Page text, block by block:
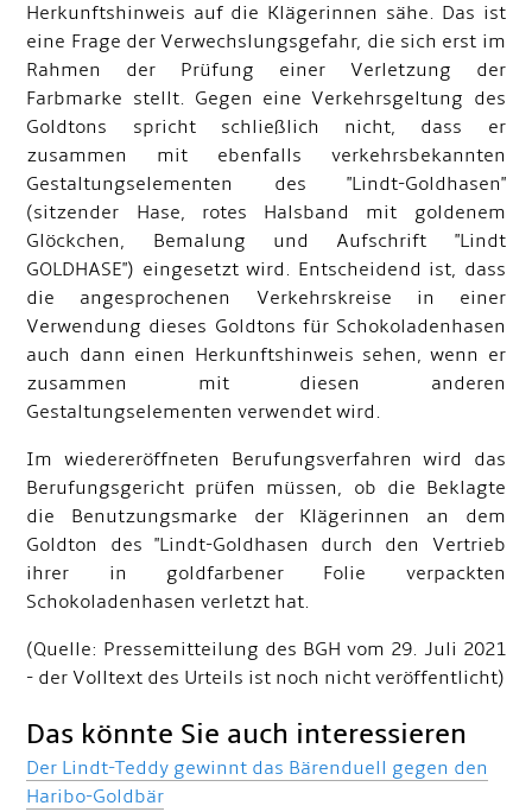
Herkunftshinweis auf die Klägerinnen sähe. Das ist
eine Frage der Verwechslungsgefahr, die sich erst im
Rahmen der Prüfung einer Verletzung der
Farbmarke stellt. Gegen eine Verkehrsgeltung des
Goldtons spricht schließlich nicht, dass er
zusammen mit ebenfalls verkehrsbekannten
Gestaltungselementen des "Lindt-Goldhasen"
(sitzender Hase, rotes Halsband mit goldenem
Glöckchen, Bemalung und Aufschrift "Lindt
GOLDHASE") eingesetzt wird. Entscheidend ist, dass
die angesprochenen Verkehrskreise in einer
Verwendung dieses Goldtons für Schokoladenhasen
auch dann einen Herkunftshinweis sehen, wenn er
zusammen mit diesen anderen
Gestaltungselementen verwendet wird.
Im wiedereröffneten Berufungsverfahren wird das
Berufungsgericht prüfen müssen, ob die Beklagte
die Benutzungsmarke der Klägerinnen an dem
Goldton des "Lindt-Goldhasen durch den Vertrieb
ihrer in goldfarbener Folie verpackten
Schokoladenhasen verletzt hat.
(Quelle: Pressemitteilung des BGH vom 29. Juli 2021
- der Volltext des Urteils ist noch nicht veröffentlicht)
Das könnte Sie auch interessieren
Der Lindt-Teddy gewinnt das Bärenduell gegen den
Haribo-Goldbär